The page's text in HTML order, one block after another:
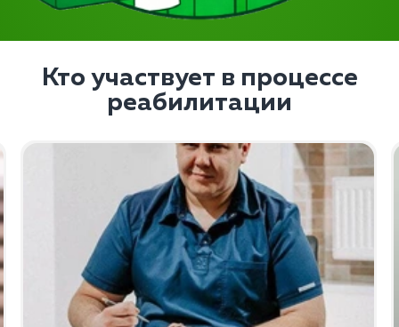
Кто участвует в процессе
реабилитации